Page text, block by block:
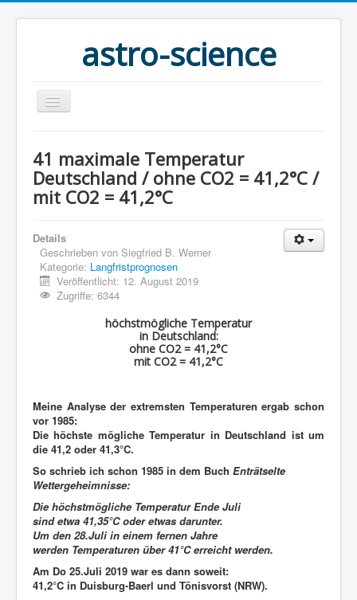
astro-science
1 Astronomie
2 Geschichte
4 Bauernregeln
5 Wetter + Langfrist-Prognose
6 Bücher
7 Impressum + Kontakt
41 maximale Temperatur
Deutschland / ohne CO2 = 41,2°C /
mit CO2 = 41,2°C
Details
Geschrieben von Siegfried B. Werner
Kategorie: Langfristprognosen
Veröffentlicht: 12. August 2019
Zugriffe: 6344
höchstmögliche Temperatur
in Deutschland:
ohne CO2 = 41,2°C
mit CO2 = 41,2°C
Meine Analyse der extremsten Temperaturen ergab schon
vor 1985:
Die höchste mögliche Temperatur in Deutschland ist um
die 41,2 oder 41,3°C.
So schrieb ich schon 1985 in dem Buch Enträtselte
Wettergeheimnisse:
Die höchstmögliche Temperatur Ende Juli
sind etwa 41,35°C oder etwas darunter.
Um den 28.Juli in einem fernen Jahre
werden Temperaturen über 41°C erreicht werden.
Am Do 25.Juli 2019 war es dann soweit:
41,2°C in Duisburg-Baerl und Tönisvorst (NRW).